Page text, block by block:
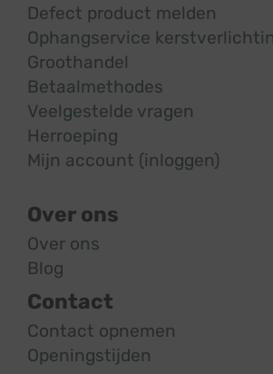
Defect product melden
Ophangservice
Groothandel
Betaalmethodes
Veelgestelde vragen
Herroeping
Mijn account (inloggen)
Over ons
Over ons
Blog
Contact
Contact opnemen
Openingstijden